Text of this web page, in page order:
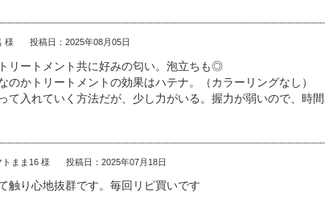
様 投稿日：2025年08月05日
リートメント共に好みの匂い。泡立ちも◎
のかトリートメントの効果はハテナ。（カラーリングなし）
て入れていく方法だが、少し力がいる。握力が弱いので、時
トまま16 様 投稿日：2025年07月18日
触り心地抜群です。毎回リピ買いです